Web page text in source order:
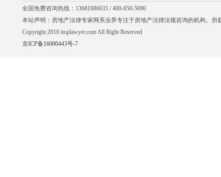
全国免费咨询热线：13681086635 / 400-650-5090
本站声明：房地产法律专家网系业界专注于房地产法律法规咨询的机构。
Copyright 2016 itoplawyer.com All Right Reserved
京ICP备16000443号-7